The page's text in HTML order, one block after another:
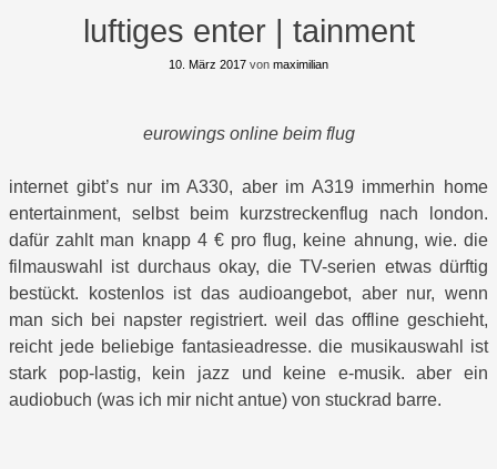
luftiges enter | tainment
10. März 2017 von maximilian
eurowings online beim flug
internet gibt’s nur im A330, aber im A319 immerhin home
entertainment, selbst beim kurzstreckenflug nach london.
dafür zahlt man knapp 4 € pro flug, keine ahnung, wie. die
filmauswahl ist durchaus okay, die TV-serien etwas dürftig
bestückt. kostenlos ist das audioangebot, aber nur, wenn
man sich bei napster registriert. weil das offline geschieht,
reicht jede beliebige fantasieadresse. die musikauswahl ist
stark pop-lastig, kein jazz und keine e-musik. aber ein
audiobuch (was ich mir nicht antue) von stuckrad barre.